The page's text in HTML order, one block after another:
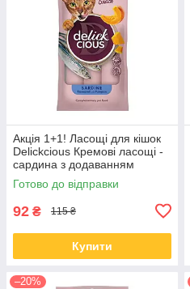
Акція 1+1! Ласощі для кішок
Delickcious Кремові ласощі -
сардина з додаванням
гарбуза 60 гр
Готово до відправки
92 ₴ 115 ₴
Купити
–20%